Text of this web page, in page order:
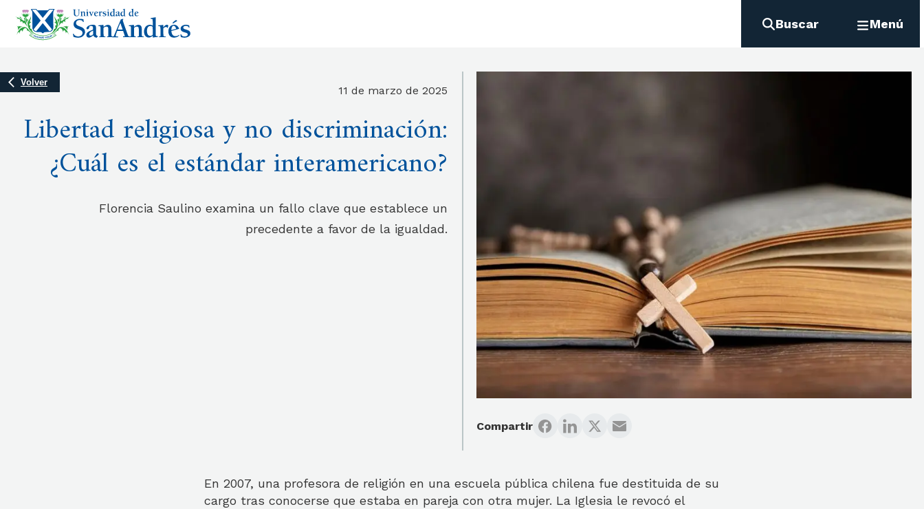
Buscar Menú
Volver
11 de marzo de 2025
Libertad religiosa y no discriminación:
¿Cuál es el estándar interamericano?
Florencia Saulino examina un fallo clave que establece un
precedente a favor de la igualdad.
Compartir
En 2007, una profesora de religión en una escuela pública chilena fue destituida de su
cargo tras conocerse que estaba en pareja con otra mujer. La Iglesia le revocó el